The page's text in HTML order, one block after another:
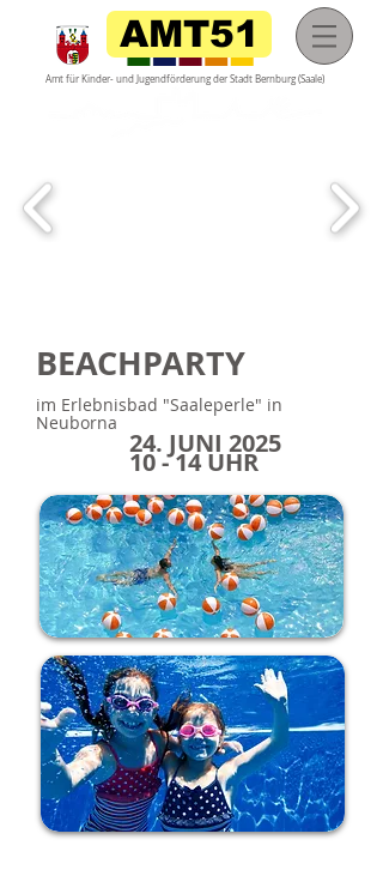
AMT51
Amt für Kinder- und Jugendförderung der Stadt Bernburg (Saale)
"
BEACHPARTY
im Erlebnisbad "Saaleperle" in
Neuborna
24. JUNI 2025
10 - 14 UHR